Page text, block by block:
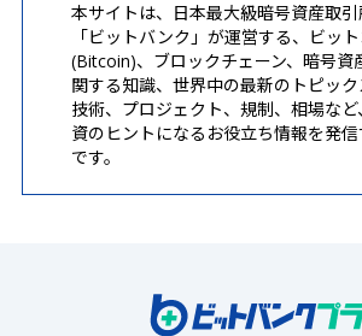
本サイトは、日本最大級暗号資産取
「ビットバンク」が運営する、ビッ
(Bitcoin)、ブロックチェーン、暗号資
関する知識、世界中の最新のトピッ
技術、プロジェクト、規制、相場な
資のヒントになるお役立ち情報を発
です。